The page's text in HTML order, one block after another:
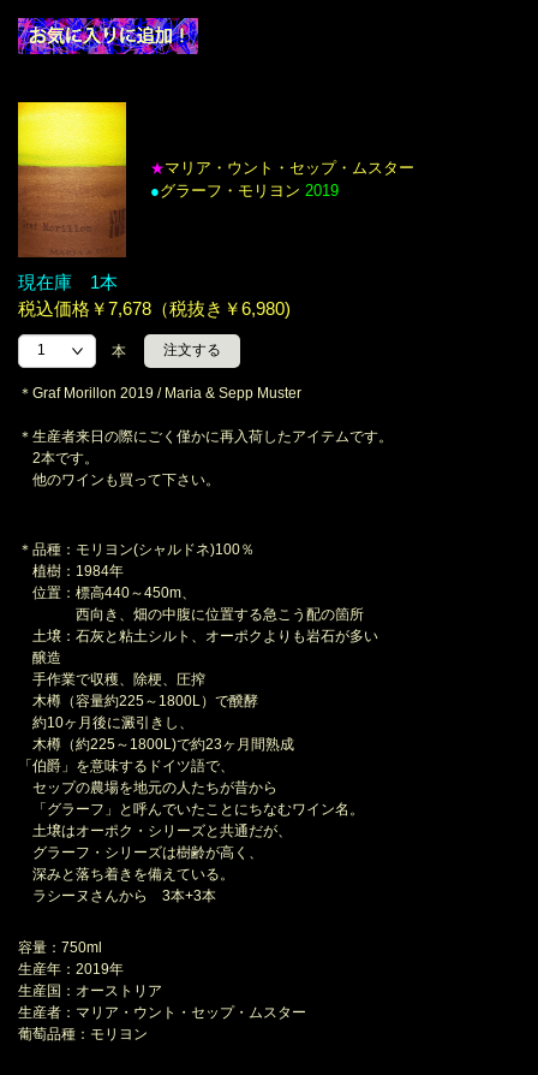
★マリア・ウント・セップ・ムスター
●グラーフ・モリヨン 2019
現在庫 1本
税込価格￥7,678（税抜き￥6,980)
本
＊Graf Morillon 2019 / Maria & Sepp Muster
＊生産者来日の際にごく僅かに再入荷したアイテムです。
2本です。
他のワインも買って下さい。
＊品種：モリヨン(シャルドネ)100％
植樹：1984年
位置：標高440～450m、
西向き、畑の中腹に位置する急こう配の箇所
土壌：石灰と粘土シルト、オーポクよりも岩石が多い
醸造
手作業で収穫、除梗、圧搾
木樽（容量約225～1800L）で醗酵
約10ヶ月後に澱引きし、
木樽（約225～1800L)で約23ヶ月間熟成
「伯爵」を意味するドイツ語で、
セップの農場を地元の人たちが昔から
「グラーフ」と呼んでいたことにちなむワイン名。
土壌はオーポク・シリーズと共通だが、
グラーフ・シリーズは樹齢が高く、
深みと落ち着きを備えている。
ラシーヌさんから 3本+3本
容量：750ml
生産年：2019年
生産国：オーストリア
生産者：マリア・ウント・セップ・ムスター
葡萄品種：モリヨン